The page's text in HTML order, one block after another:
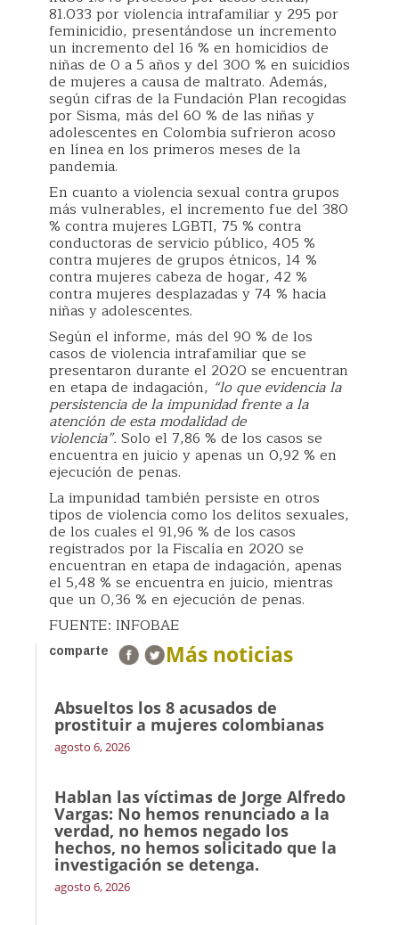
81.033 por violencia intrafamiliar y 295 por
feminicidio, presentándose un incremento
un incremento del 16 % en homicidios de
niñas de 0 a 5 años y del 300 % en suicidios
de mujeres a causa de maltrato. Además,
según cifras de la Fundación Plan recogidas
por Sisma, más del 60 % de las niñas y
adolescentes en Colombia sufrieron acoso
en línea en los primeros meses de la
pandemia.
En cuanto a violencia sexual contra grupos
más vulnerables, el incremento fue del 380
% contra mujeres LGBTI, 75 % contra
conductoras de servicio público, 405 %
contra mujeres de grupos étnicos, 14 %
contra mujeres cabeza de hogar, 42 %
contra mujeres desplazadas y 74 % hacia
niñas y adolescentes.
Según el informe, más del 90 % de los
casos de violencia intrafamiliar que se
presentaron durante el 2020 se encuentran
en etapa de indagación, “lo que evidencia la
persistencia de la impunidad frente a la
atención de esta modalidad de
violencia”. Solo el 7,86 % de los casos se
encuentra en juicio y apenas un 0,92 % en
ejecución de penas.
La impunidad también persiste en otros
tipos de violencia como los delitos sexuales,
de los cuales el 91,96 % de los casos
registrados por la Fiscalía en 2020 se
encuentran en etapa de indagación, apenas
el 5,48 % se encuentra en juicio, mientras
que un 0,36 % en ejecución de penas.
FUENTE: INFOBAE
comparte Más noticias
Absueltos los 8 acusados de
prostituir a mujeres colombianas
agosto 6, 2026
Hablan las víctimas de Jorge Alfredo
Vargas: No hemos renunciado a la
verdad, no hemos negado los
hechos, no hemos solicitado que la
investigación se detenga.
agosto 6, 2026